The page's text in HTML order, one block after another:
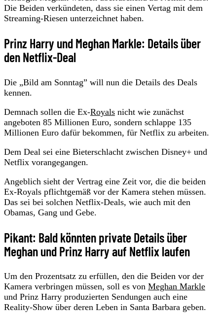
Die Beiden verkündeten, dass sie einen Vertag mit dem
Streaming-Riesen unterzeichnet haben.
Prinz Harry und Meghan Markle: Details über
den Netflix-Deal
Die „Bild am Sonntag” will nun die Details des Deals
kennen.
Demnach sollen die Ex-Royals nicht wie zunächst
angeboten 85 Millionen Euro, sondern schlappe 135
Millionen Euro dafür bekommen, für Netflix zu arbeiten.
Dem Deal sei eine Bieterschlacht zwischen Disney+ und
Netflix vorangegangen.
Angeblich sieht der Vertrag eine Zeit vor, die die beiden
Ex-Royals pflichtgemäß vor der Kamera stehen müssen.
Das sei bei solchen Netflix-Deals, wie auch mit den
Obamas, Gang und Gebe.
Pikant: Bald könnten private Details über
Meghan und Prinz Harry auf Netflix laufen
Um den Prozentsatz zu erfüllen, den die Beiden vor der
Kamera verbringen müssen, soll es von Meghan Markle
und Prinz Harry produzierten Sendungen auch eine
Reality-Show über deren Leben in Santa Barbara geben.